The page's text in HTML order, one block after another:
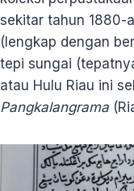
sekitar tahun 1880-
(lengkap dengan
tepi sungai
atau Hulu Riau ini
Pangkalangrama